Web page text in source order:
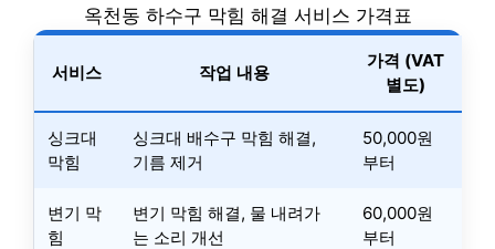
옥천동 하수구 막힘 해결 서비스 가격표
서비스 작업 내용
가격 (VAT
별도)
싱크대
막힘
싱크대 배수구 막힘 해결,
기름 제거
50,000원
부터
변기 막
힘
변기 막힘 해결, 물 내려가
는 소리 개선
60,000원
부터